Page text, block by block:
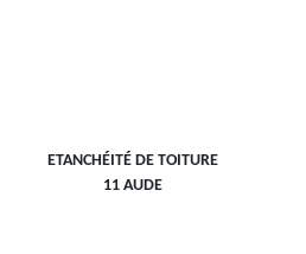
ETANCHÉITÉ DE TOITURE
11 AUDE